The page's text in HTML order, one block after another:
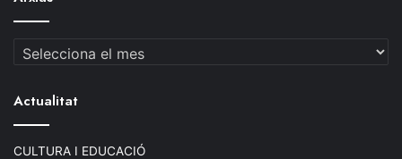
Arxius
Actualitat
CULTURA I EDUCACIÓ